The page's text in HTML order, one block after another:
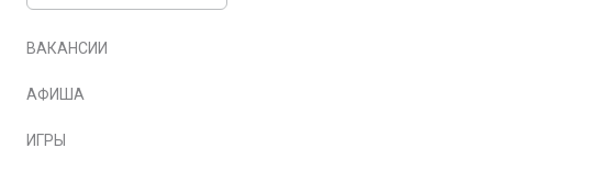
ВАКАНСИИ
АФИША
ИГРЫ